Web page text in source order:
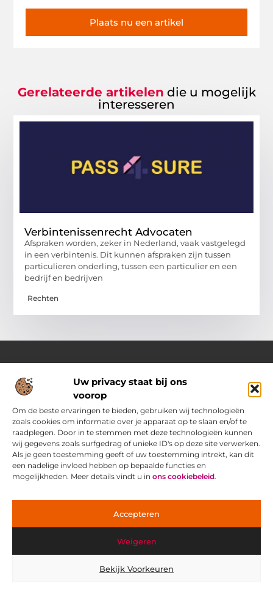
Uw privacy staat bij ons
voorop
Om de beste ervaringen te bieden, gebruiken wij technologieën
zoals cookies om informatie over je apparaat op te slaan en/of te
raadplegen. Door in te stemmen met deze technologieën kunnen
wij gegevens zoals surfgedrag of unieke ID's op deze site verwerken.
Als je geen toestemming geeft of uw toestemming intrekt, kan dit
een nadelige invloed hebben op bepaalde functies en
mogelijkheden. Meer details vindt u in ons cookiebeleid.
Accepteren
Weigeren
Bekijk Voorkeuren
Plaats nu een artikel
Gerelateerde artikelen die u mogelijk
interesseren
Verbintenissenrecht Advocaten
Afspraken worden, zeker in Nederland, vaak vastgelegd
in een verbintenis. Dit kunnen afspraken zijn tussen
particulieren onderling, tussen een particulier en een
bedrijf en bedrijven
Rechten
Over Pass4sure.nl
Jouw bron voor slimme inzichten en praktische tips
Verken een gevarieerd aanbod aan blogs en artikelen die je
dagelijks ondersteunen met bruikbare adviezen, slimme
strategieën en verrassende perspectieven om het beste uit
jezelf.
Main Links
Bericht categorie